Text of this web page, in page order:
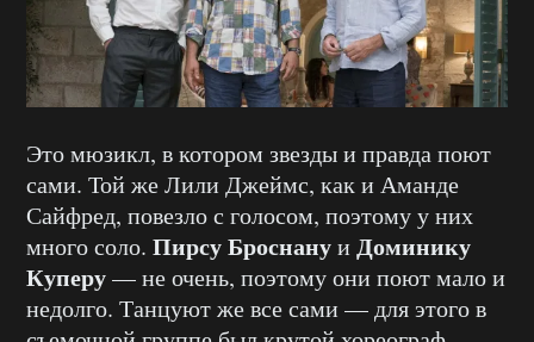
Это мюзикл, в котором звезды и правда поют
сами. Той же Лили Джеймс, как и Аманде
Сайфред, повезло с голосом, поэтому у них
много соло. Пирсу Броснануи Доминику
Куперу— не очень, поэтому они поют мало и
недолго. Танцуют же все сами — для этого в